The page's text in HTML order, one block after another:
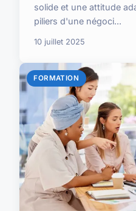
solide et une attitude
piliers d'une négoci...
10 juillet 2025
FORMATION